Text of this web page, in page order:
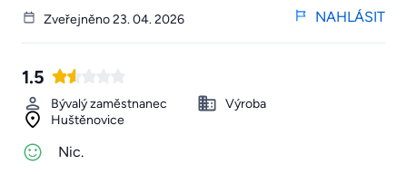
Zveřejněno 23. 04. 2026 NAHLÁSIT
1.5
Bývalý zaměstnanec
Výroba
Huštěnovice
Nic.